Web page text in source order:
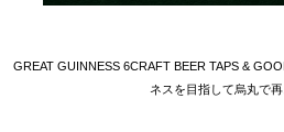
GREAT GUINNESS 6CRAFT BEER TAPS &
ネスを目指して烏丸で再